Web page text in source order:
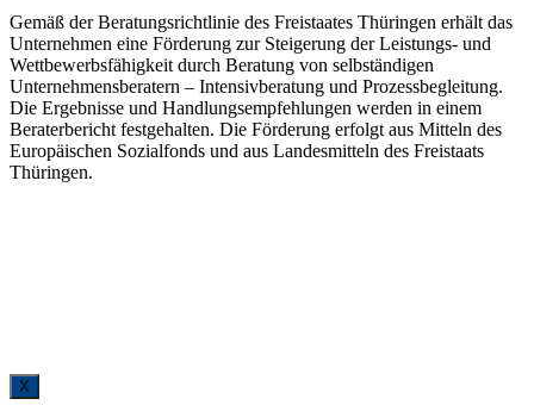
Gemäß der Beratungsrichtlinie des Freistaates Thüringen erhält das
Unternehmen eine Förderung zur Steigerung der Leistungs- und
Wettbewerbsfähigkeit durch Beratung von selbständigen
Unternehmensberatern – Intensivberatung und Prozessbegleitung.
Die Ergebnisse und Handlungsempfehlungen werden in einem
Beraterbericht festgehalten. Die Förderung erfolgt aus Mitteln des
Europäischen Sozialfonds und aus Landesmitteln des Freistaats
Thüringen.
X